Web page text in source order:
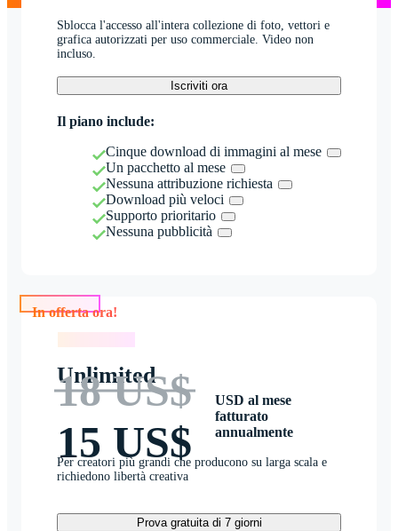
Sblocca l'accesso all'intera collezione di foto, vettori e
grafica autorizzati per uso commerciale. Video non
incluso.
Iscriviti ora
Il piano include:
Cinque download di immagini al mese
Un pacchetto al mese
Nessuna attribuzione richiesta
Download più veloci
Supporto prioritario
Nessuna pubblicità
Unlimited
18 US$
15 US$
USD al mese
fatturato
annualmente
Per creatori più grandi che producono su larga scala e
richiedono libertà creativa
Prova gratuita di 7 giorni